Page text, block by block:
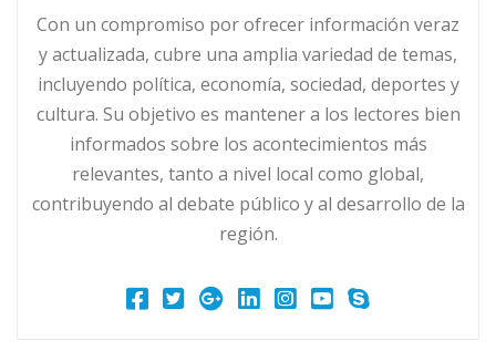
Con un compromiso por ofrecer información veraz
y actualizada, cubre una amplia variedad de temas,
incluyendo política, economía, sociedad, deportes y
cultura. Su objetivo es mantener a los lectores bien
informados sobre los acontecimientos más
relevantes, tanto a nivel local como global,
contribuyendo al debate público y al desarrollo de la
región.